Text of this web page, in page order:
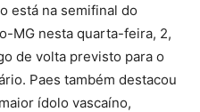
está na semifinal do
MG nesta quarta-feira, 2,
de volta previsto para o
Paes também destacou
ídolo vascaíno,